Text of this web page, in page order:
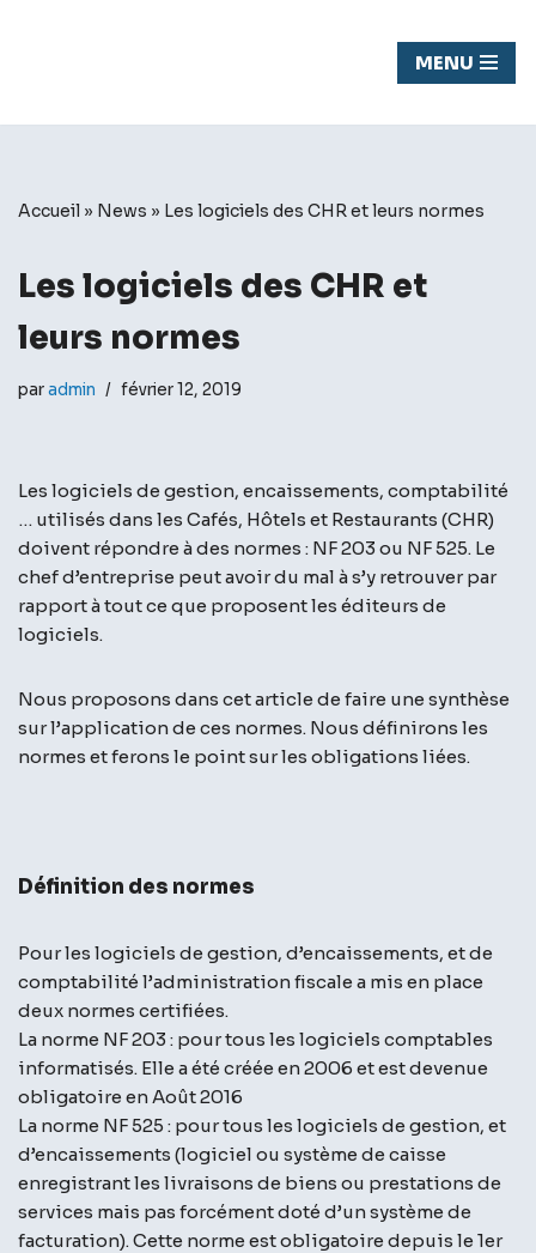
contenu
MENU
Accueil » News » Les logiciels des CHR et leurs normes
Les logiciels des CHR et
leurs normes
paradmin février 12, 2019
Les logiciels de gestion, encaissements, comptabilité
… utilisés dans les Cafés, Hôtels et Restaurants (CHR)
doivent répondre à des normes : NF 203 ou NF 525. Le
chef d’entreprise peut avoir du mal à s’y retrouver par
rapport à tout ce que proposent les éditeurs de
logiciels.
Nous proposons dans cet article de faire une synthèse
sur l’application de ces normes. Nous définirons les
normes et ferons le point sur les obligations liées.
Définition des normes
Pour les logiciels de gestion, d’encaissements, et de
comptabilité l’administration fiscale a mis en place
deux normes certifiées.
La norme NF 203 : pour tous les logiciels comptables
informatisés. Elle a été créée en 2006 et est devenue
obligatoire en Août 2016
La norme NF 525 : pour tous les logiciels de gestion, et
d’encaissements (logiciel ou système de caisse
enregistrant les livraisons de biens ou prestations de
services mais pas forcément doté d’un système de
facturation). Cette norme est obligatoire depuis le 1er